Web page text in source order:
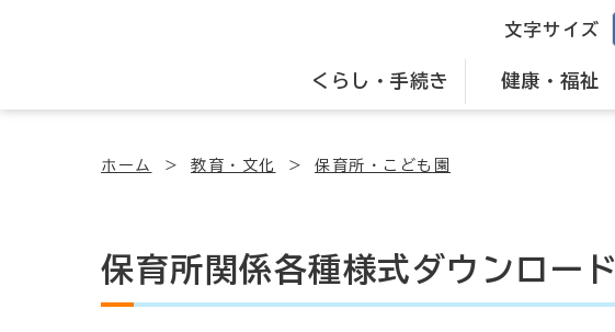
くらし・手続き 健康・福祉
文字サイズ
ホーム 教育・文化 保育所・こども園
保育所関係各種様式ダウンロード